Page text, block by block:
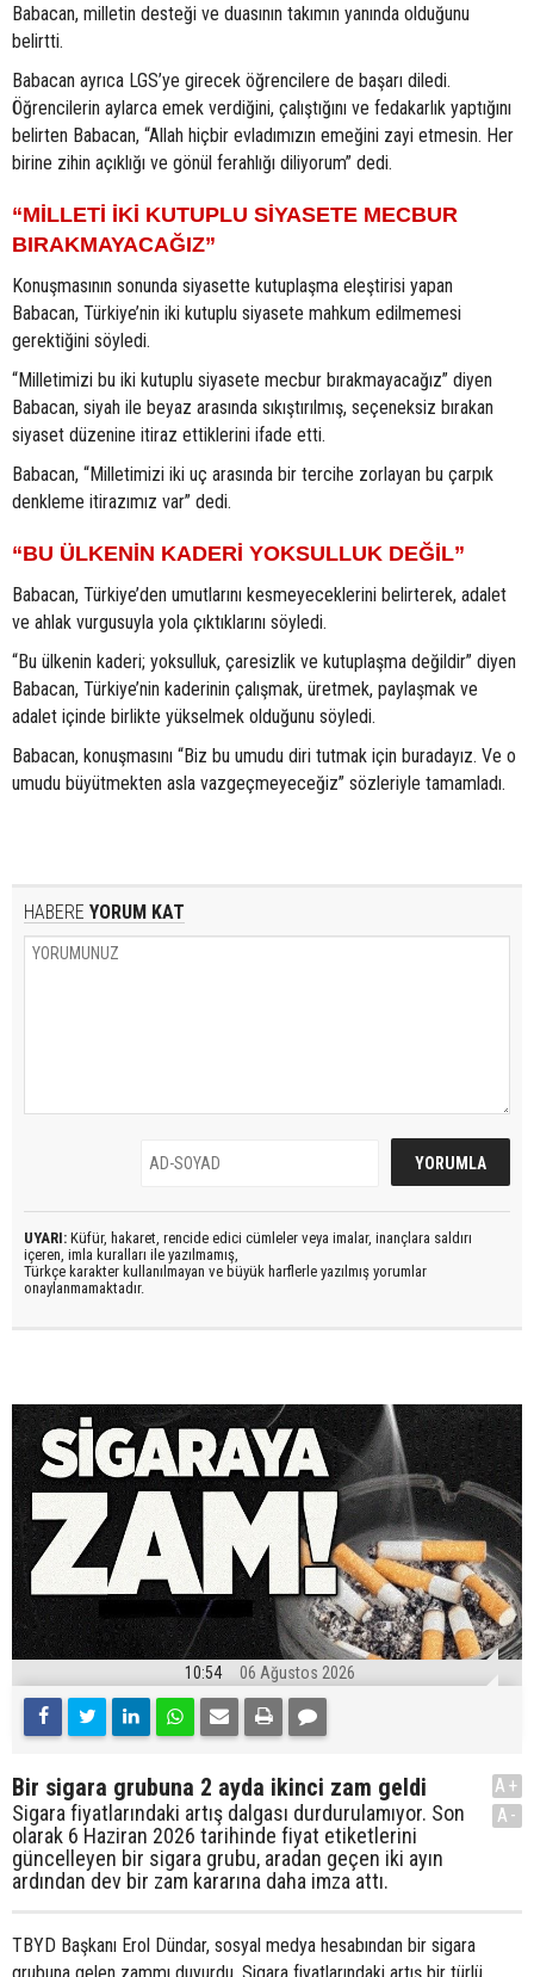
Babacan, milletin desteği ve duasının takımın yanında olduğunu
belirtti.
Babacan ayrıca LGS’ye girecek öğrencilere de başarı diledi.
Öğrencilerin aylarca emek verdiğini, çalıştığını ve fedakarlık yaptığını
belirten Babacan, “Allah hiçbir evladımızın emeğini zayi etmesin. Her
birine zihin açıklığı ve gönül ferahlığı diliyorum” dedi.
“MİLLETİ İKİ KUTUPLU SİYASETE MECBUR
BIRAKMAYACAĞIZ”
Konuşmasının sonunda siyasette kutuplaşma eleştirisi yapan
Babacan, Türkiye’nin iki kutuplu siyasete mahkum edilmemesi
gerektiğini söyledi.
“Milletimizi bu iki kutuplu siyasete mecbur bırakmayacağız” diyen
Babacan, siyah ile beyaz arasında sıkıştırılmış, seçeneksiz bırakan
siyaset düzenine itiraz ettiklerini ifade etti.
Babacan, “Milletimizi iki uç arasında bir tercihe zorlayan bu çarpık
denkleme itirazımız var” dedi.
“BU ÜLKENİN KADERİ YOKSULLUK DEĞİL”
Babacan, Türkiye’den umutlarını kesmeyeceklerini belirterek, adalet
ve ahlak vurgusuyla yola çıktıklarını söyledi.
“Bu ülkenin kaderi; yoksulluk, çaresizlik ve kutuplaşma değildir” diyen
Babacan, Türkiye’nin kaderinin çalışmak, üretmek, paylaşmak ve
adalet içinde birlikte yükselmek olduğunu söyledi.
Babacan, konuşmasını “Biz bu umudu diri tutmak için buradayız. Ve o
umudu büyütmekten asla vazgeçmeyeceğiz” sözleriyle tamamladı.
HABERE YORUM KAT
UYARI: Küfür, hakaret, rencide edici cümleler veya imalar, inançlara saldırı
içeren, imla kuralları ile yazılmamış,
Türkçe karakter kullanılmayan ve büyük harflerle yazılmış yorumlar
onaylanmamaktadır.
10:54 06 Ağustos 2026
Bir sigara grubuna 2 ayda ikinci zam geldi
Sigara fiyatlarındaki artış dalgası durdurulamıyor. Son
olarak 6 Haziran 2026 tarihinde fiyat etiketlerini
güncelleyen bir sigara grubu, aradan geçen iki ayın
ardından dev bir zam kararına daha imza attı.
A+
A-
TBYD Başkanı Erol Dündar, sosyal medya hesabından bir sigara